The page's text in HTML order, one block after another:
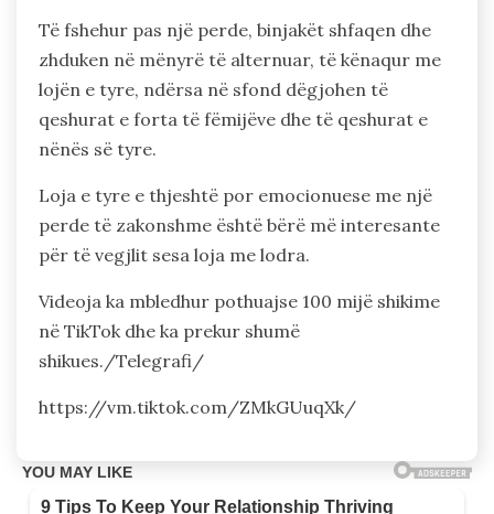
Të fshehur pas një perde, binjakët shfaqen dhe
zhduken në mënyrë të alternuar, të kënaqur me
lojën e tyre, ndërsa në sfond dëgjohen të
qeshurat e forta të fëmijëve dhe të qeshurat e
nënës së tyre.
Loja e tyre e thjeshtë por emocionuese me një
perde të zakonshme është bërë më interesante
për të vegjlit sesa loja me lodra.
Videoja ka mbledhur pothuajse 100 mijë shikime
në TikTok dhe ka prekur shumë
shikues./Telegrafi/
https://vm.tiktok.com/ZMkGUuqXk/